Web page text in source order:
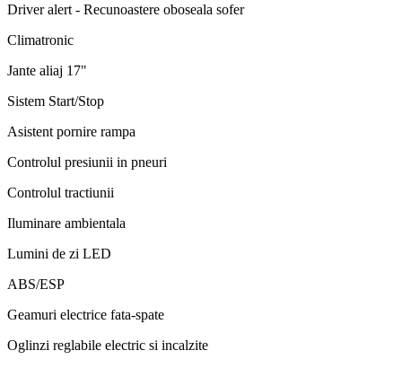
Driver alert - Recunoastere oboseala sofer
Climatronic
Jante aliaj 17"
Sistem Start/Stop
Asistent pornire rampa
Controlul presiunii in pneuri
Controlul tractiunii
Iluminare ambientala
Lumini de zi LED
ABS/ESP
Geamuri electrice fata-spate
Oglinzi reglabile electric si incalzite